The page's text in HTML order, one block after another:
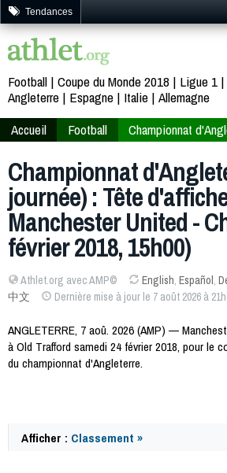
Tendances
Football Coupe du Monde 2018 Ligue 1
Angleterre
Espagne Italie Allemagne
Accueil
Football
Championnat
Championnat
journée) : Tête
Manchester United -
février 2018, 15h00)
Athlet.org avec AMP© English, Español,
中文
Dernière mise à jour le 7 août 2026 à
ANGLETERRE, 7 aoû. 2026 (AMP) —
à Old Trafford samedi 24 février 2018, pour le
du championnat d'Angleterre.
Afficher : Classement »